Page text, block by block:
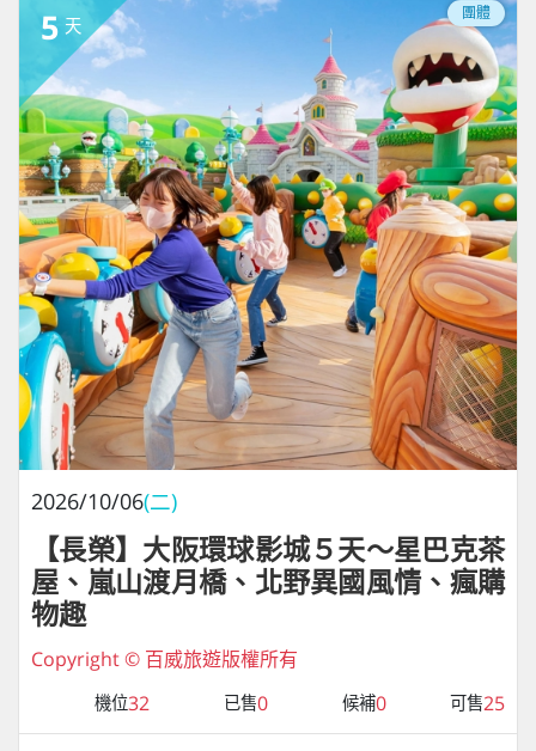
5 天
團體
2026/10/06(二)
【長榮】大阪環球影城５天～星巴克茶
屋、嵐山渡月橋、北野異國風情、瘋購
物趣
Copyright © 百威旅遊版權所有
機位32 已售0 候補0 可售25